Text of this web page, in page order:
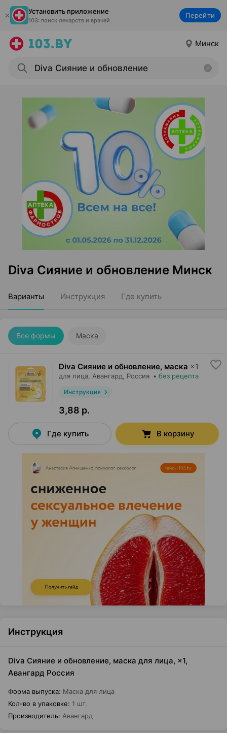
Установить приложение
103: поиск лекарств и врачей
Перейти
Минск
Diva Сияние и обновление Минск
Варианты Инструкция Где купить
Все формы Маска
Diva Сияние и обновление, маска ×1
для лица, Авангард , Россия • без рецепта
Инструкция
3,88 р.
Где купить В корзину
Инструкция
Diva Сияние и обновление, маска для лица, ×1,
Авангард Россия
Форма выпуска: Маска для лица
Кол-во в упаковке: 1 шт.
Производитель: Авангард